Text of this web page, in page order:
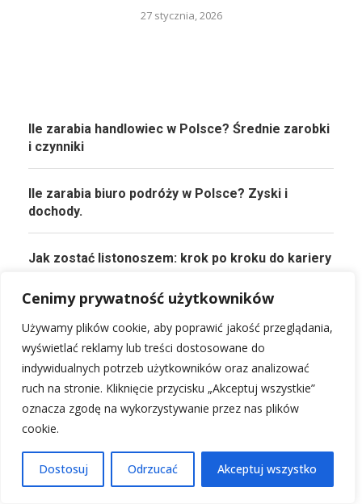
Cenimy prywatność użytkowników
Używamy plików cookie, aby poprawić jakość przeglądania,
wyświetlać reklamy lub treści dostosowane do
indywidualnych potrzeb użytkowników oraz analizować
ruch na stronie. Kliknięcie przycisku „Akceptuj wszystkie”
oznacza zgodę na wykorzystywanie przez nas plików
cookie.
Dostosuj Odrzucać Akceptuj wszystko
27 stycznia, 2026
Ile zarabia handlowiec w Polsce? Średnie zarobki
i czynniki
Ile zarabia biuro podróży w Polsce? Zyski i
dochody.
Jak zostać listonoszem: krok po kroku do kariery
Specjalista ds zakupów zarobki: Ile zarabia i jak
rozwijać karierę?
Ile zarabia petsitter w Polsce? Analiza dochodów.
PRZECZYTAJ KONIECZNIE!